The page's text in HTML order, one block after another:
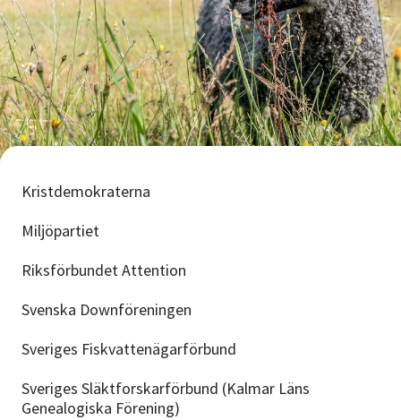
Kristdemokraterna
Miljöpartiet
Riksförbundet Attention
Svenska Downföreningen
Sveriges Fiskvattenägarförbund
Sveriges Släktforskarförbund (Kalmar Läns
Genealogiska Förening)